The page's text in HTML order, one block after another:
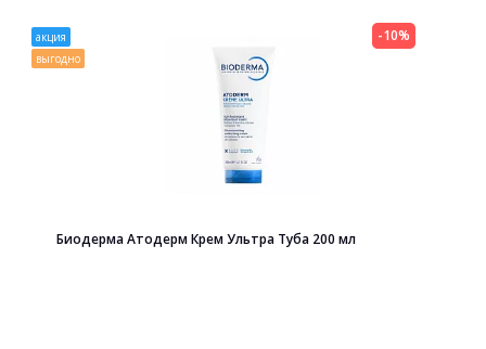
акция
выгодно
Биодерма Атодерм Крем Ультра Туба 200 мл
-10%